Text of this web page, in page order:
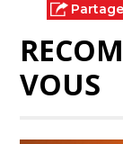
VOUS